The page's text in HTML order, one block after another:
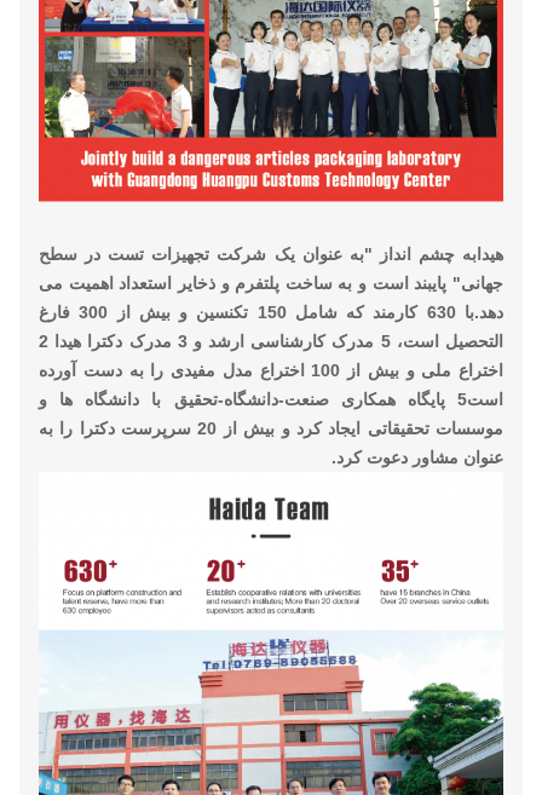
هیدا به چشم انداز "به عنوان یک شرکت تجهیزات تست در سطح
جهانی" پایبند است و به ساخت پلتفرم و ذخایر استعداد اهمیت می
دهد.با 630 کارمند که شامل 150 تکنسین و بیش از 300 فارغ
التحصیل است، 5 مدرک کارشناسی ارشد و 3 مدرک دکترا هیدا 2
اختراع ملی و بیش از 100 اختراع مدل مفیدی را به دست آورده
است5 پایگاه همکاری صنعت-دانشگاه-تحقیق با دانشگاه ها و
موسسات تحقیقاتی ایجاد کرد و بیش از 20 سرپرست دکترا را به
عنوان مشاور دعوت کرد.